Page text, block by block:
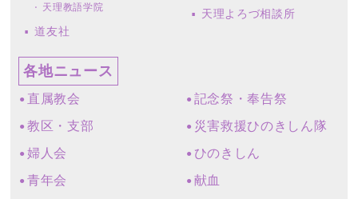
天理教語学院
道友社
天理よろづ相談所
各地ニュース
直属教会
教区・支部
婦人会
青年会
記念祭・奉告祭
災害救援ひのきしん隊
ひのきしん
献血